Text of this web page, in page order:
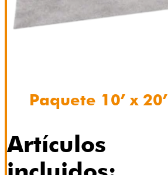
Paquete 10’ x 20’
Artículos